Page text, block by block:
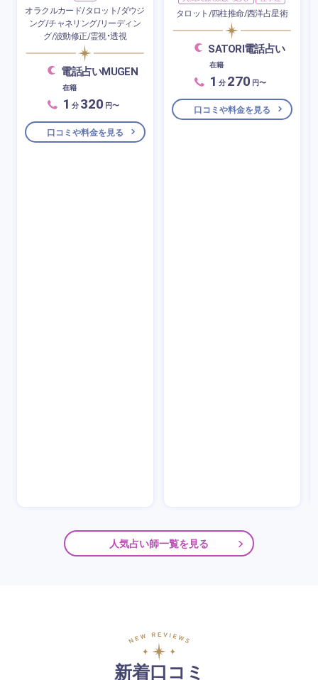
オラクルカード/タロット/ダウジ
ング/チャネリング/リーディン
グ/波動修正/霊視・透視
電話占いMUGEN
在籍
1 分 320 円〜
口コミや料金を見る
タロット/四柱推命/西洋占星術
SATORI電話占い
在籍
1 分 270 円〜
口コミや料金を見る
人気占い師一覧を見る
新着口コミ